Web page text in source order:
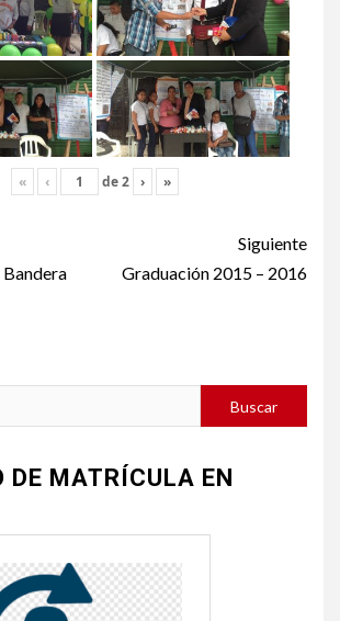
« ‹ de2 › »
Bandera
Siguiente
Graduación 2015 – 2016
DE MATRÍCULA EN